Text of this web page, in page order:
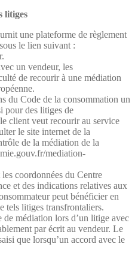
litiges
une plateforme de règlement
le lien suivant :
un vendeur, les
de recourir à une médiation
du Code de la consommation un
pour des litiges de
client veut recourir au service
le site internet de la
de la médiation de la
mediation-
coordonnées du Centre
et des indications relatives aux
peut bénéficier en
tels litiges transfrontaliers.
médiation lors d’un litige avec
par écrit au vendeur. Le
que lorsqu’un accord avec le